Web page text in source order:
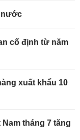
nước
cố định từ năm
xuất khẩu 10
Nam tháng 7 tăng